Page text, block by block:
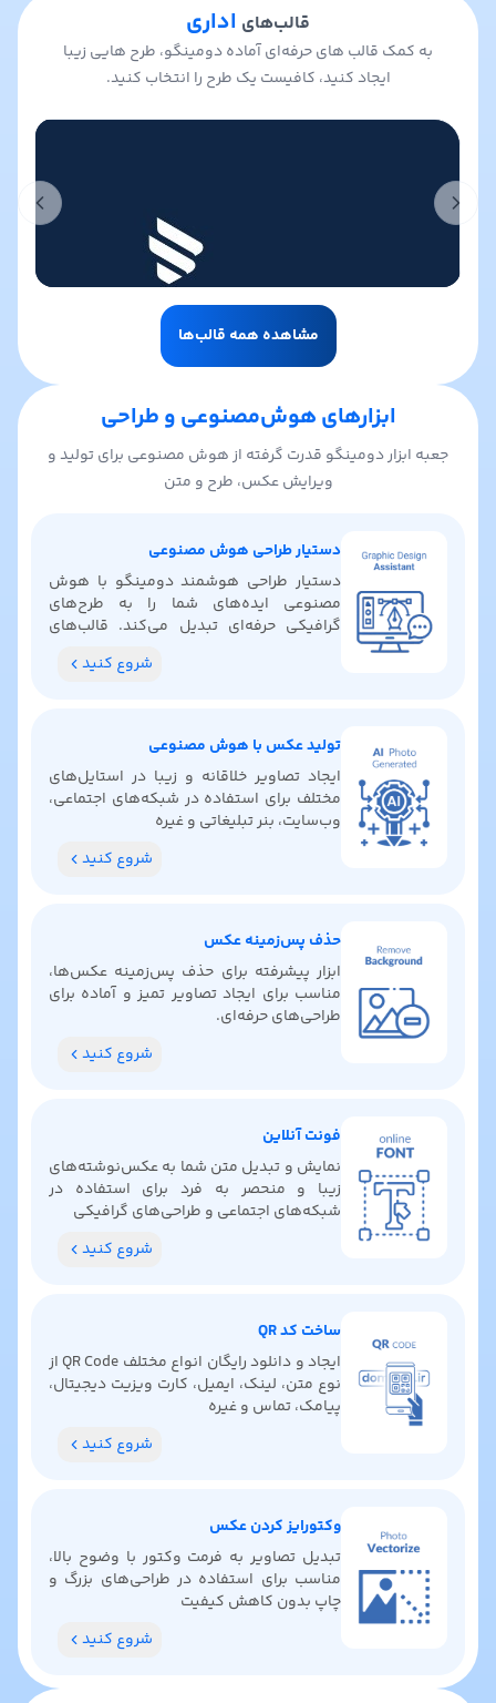
قالب‌های اداری
به کمک قالب های حرفه‌ای آماده دومینگو، طرح هایی زیبا
ایجاد کنید، کافیست یک طرح را انتخاب کنید.
Previous slide
slide
مشاهده همه قالب‌ها
ابزارهای هوش‌مصنوعی و طراحی
جعبه ابزار دومینگو قدرت گرفته از هوش مصنوعی برای تولید و
ویرایش عکس، طرح و متن
دستیار طراحی هوش مصنوعی
دستیار طراحی هوشمند دومینگو با هوش
مصنوعی ایده‌های شما را به طرح‌های
گرافیکی حرفه‌ای تبدیل می‌کند. قالب‌های
شروع کنید
تولید عکس با هوش مصنوعی
ایجاد تصاویر خلاقانه و زیبا در استایل‌های
مختلف برای استفاده در شبکه‌های اجتماعی،
وب‌سایت، بنر تبلیغاتی و غیره
شروع کنید
حذف پس‌زمینه عکس
ابزار پیشرفته برای حذف پس‌زمینه عکس‌ها،
مناسب برای ایجاد تصاویر تمیز و آماده برای
طراحی‌های حرفه‌ای.
شروع کنید
فونت آنلاین
نمایش و تبدیل متن شما به عکس‌نوشته‌های
زیبا و منحصر به فرد برای استفاده در
شبکه‌های اجتماعی و طراحی‌های گرافیکی
شروع کنید
ساخت کد QR
ایجاد و دانلود رایگان انواع مختلف QR Code از
نوع متن، لینک، ایمیل، کارت ویزیت دیجیتال،
پیامک، تماس و غیره
شروع کنید
وکتورایز کردن عکس
تبدیل تصاویر به فرمت وکتور با وضوح بالا،
مناسب برای استفاده در طراحی‌های بزرگ و
چاپ بدون کاهش کیفیت
شروع کنید